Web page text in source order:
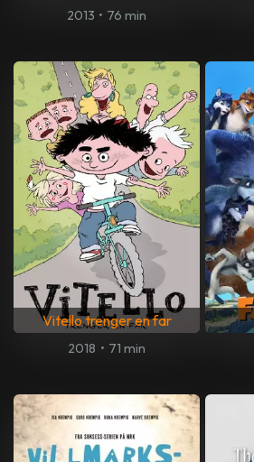
2013 • 76 min
Vitello trenger en far
2018 • 71 min